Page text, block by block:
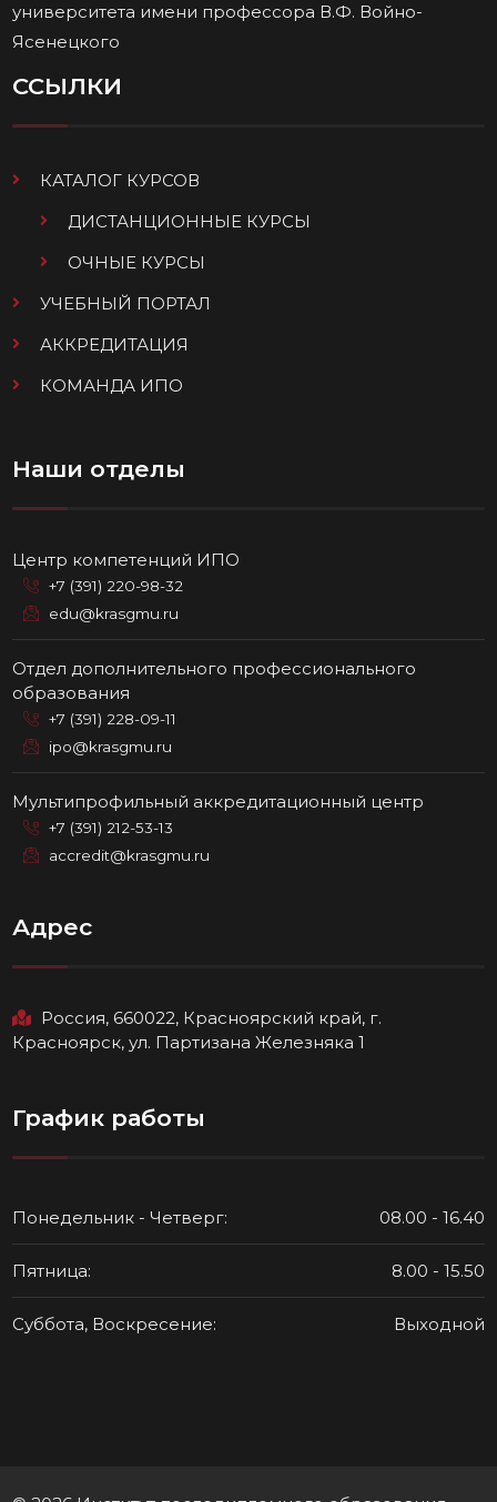
университета имени профессора В.Ф. Войно-
Ясенецкого
ССЫЛКИ
КАТАЛОГ КУРСОВ
ДИСТАНЦИОННЫЕ КУРСЫ
ОЧНЫЕ КУРСЫ
УЧЕБНЫЙ ПОРТАЛ
АККРЕДИТАЦИЯ
КОМАНДА ИПО
Наши отделы
Центр компетенций ИПО
+7 (391) 220-98-32
edu@krasgmu.ru
Отдел дополнительного профессионального
образования
+7 (391) 228-09-11
ipo@krasgmu.ru
Мультипрофильный аккредитационный центр
+7 (391) 212-53-13
accredit@krasgmu.ru
Адрес
Россия, 660022, Красноярский край, г.
Красноярск, ул. Партизана Железняка 1
График работы
Понедельник - Четверг: 08.00 - 16.40
Пятница: 8.00 - 15.50
Суббота, Воскресение: Выходной